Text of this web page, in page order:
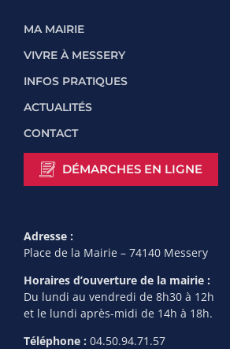
MA MAIRIE
VIVRE À MESSERY
INFOS PRATIQUES
ACTUALITÉS
CONTACT
DÉMARCHES EN LIGNE
Adresse :
Place de la Mairie – 74140 Messery
Horaires d’ouverture de la mairie :
Du lundi au vendredi de 8h30 à 12h
et le lundi après-midi de 14h à 18h.
Téléphone : 04.50.94.71.57